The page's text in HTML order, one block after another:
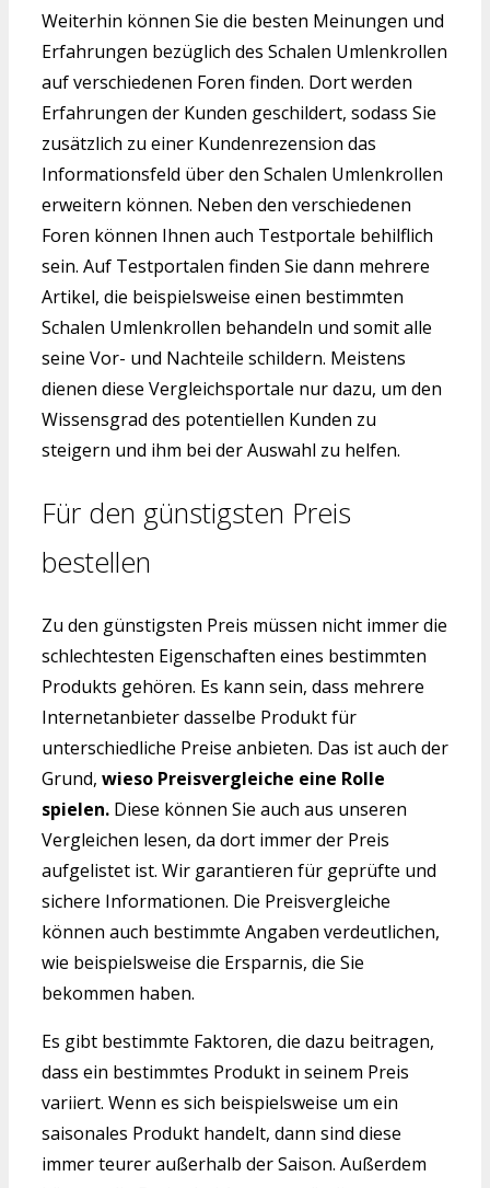
Weiterhin können Sie die besten Meinungen und
Erfahrungen bezüglich des Schalen Umlenkrollen
auf verschiedenen Foren finden. Dort werden
Erfahrungen der Kunden geschildert, sodass Sie
zusätzlich zu einer Kundenrezension das
Informationsfeld über den Schalen Umlenkrollen
erweitern können. Neben den verschiedenen
Foren können Ihnen auch Testportale behilflich
sein. Auf Testportalen finden Sie dann mehrere
Artikel, die beispielsweise einen bestimmten
Schalen Umlenkrollen behandeln und somit alle
seine Vor- und Nachteile schildern. Meistens
dienen diese Vergleichsportale nur dazu, um den
Wissensgrad des potentiellen Kunden zu
steigern und ihm bei der Auswahl zu helfen.
Für den günstigsten Preis
bestellen
Zu den günstigsten Preis müssen nicht immer die
schlechtesten Eigenschaften eines bestimmten
Produkts gehören. Es kann sein, dass mehrere
Internetanbieter dasselbe Produkt für
unterschiedliche Preise anbieten. Das ist auch der
Grund, wieso Preisvergleiche eine Rolle
spielen. Diese können Sie auch aus unseren
Vergleichen lesen, da dort immer der Preis
aufgelistet ist. Wir garantieren für geprüfte und
sichere Informationen. Die Preisvergleiche
können auch bestimmte Angaben verdeutlichen,
wie beispielsweise die Ersparnis, die Sie
bekommen haben.
Es gibt bestimmte Faktoren, die dazu beitragen,
dass ein bestimmtes Produkt in seinem Preis
variiert. Wenn es sich beispielsweise um ein
saisonales Produkt handelt, dann sind diese
immer teurer außerhalb der Saison. Außerdem